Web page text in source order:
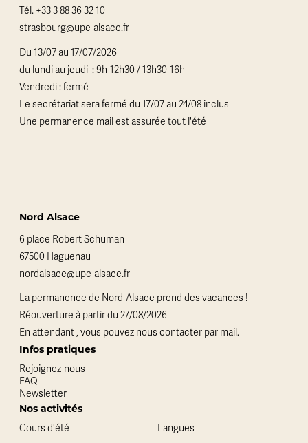
Tél. +33 3 88 36 32 10
strasbourg@upe-alsace.fr
Du 13/07 au 17/07/2026
du lundi au jeudi : 9h-12h30 / 13h30-16h
Vendredi : fermé
Le secrétariat sera fermé du 17/07 au 24/08 inclus
Une permanence mail est assurée tout l'été
Nord Alsace
6 place Robert Schuman
67500 Haguenau
nordalsace@upe-alsace.fr
La permanence de Nord-Alsace prend des vacances !
Réouverture à partir du 27/08/2026
En attendant , vous pouvez nous contacter par mail.
Infos pratiques
Rejoignez-nous
FAQ
Newsletter
Nos activités
Cours d'été Langues